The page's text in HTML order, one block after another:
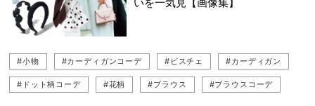
#cygne（シーニュ） #甘トップス
#ヘアクリップ #ヘアアクセ #アウターコーデ
#小物 #カーディガンコーデ #ビスチェ #カーディガン
#ドット柄コーデ #花柄 #ブラウス #ブラウスコーデ